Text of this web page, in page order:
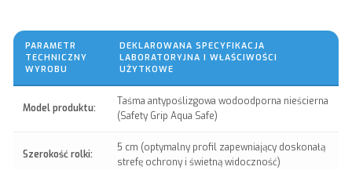
PARAMETR
TECHNICZNY
WYROBU
DEKLAROWANA SPECYFIKACJA
LABORATORYJNA I WŁAŚCIWOŚCI
UŻYTKOWE
Model produktu:
Taśma antypoślizgowa wodoodporna nieścierna
(Safety Grip Aqua Safe)
Szerokość rolki:
5 cm (optymalny profil zapewniający doskonałą
strefę ochrony i świetną widoczność)